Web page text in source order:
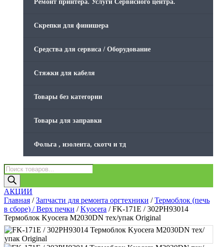
Ремонт принтера. Услуги Сервисного центра.
Скрепки для финишера
Средства для сервиса / Оборудование
Стяжки для кабеля
Товары без категории
Товары для заправки
Фольга , изолента, скотч и тд
Поиск
товаров
АКЦИИ
Главная /Запчасти для ремонта оргтехники /Термоблок (печь
в сборе) / Верх печки /Kyocera / FK-171E / 302PH93014
Термоблок Kyocera M2030DN тех/упак Original